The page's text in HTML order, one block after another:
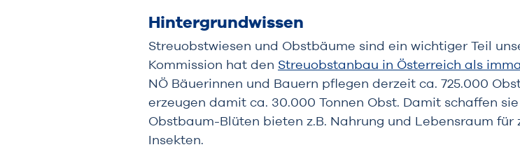
Hintergrundwissen
Streuobstwiesen und Obstbäume sind ein wichtiger Teil
Kommission hat den Streuobstanbau in Österreich als
NÖ Bäuerinnen und Bauern pflegen derzeit ca. 725.000
erzeugen damit ca. 30.000 Tonnen Obst. Damit schaffen
Obstbaum-Blüten bieten z.B. Nahrung und Lebensraum
Insekten.